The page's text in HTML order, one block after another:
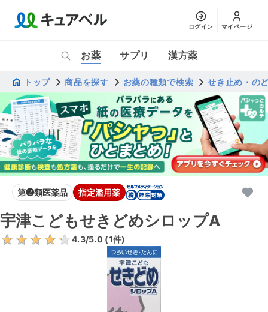
ログイン マイページ
お薬 サプリ 漢方薬
トップ 商品を探す お薬の種類で検索 せき止め・の
第❷類医薬品 指定濫用薬
宇津こどもせきどめシロップA
4.3/5.0 (1件)